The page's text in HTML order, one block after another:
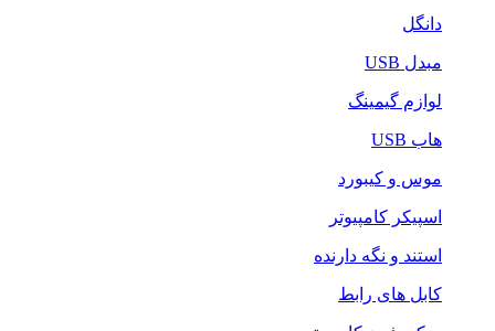
دانگل
مبدل USB
لوازم گیمینگ
هاب USB
موس و کیبورد
اسپیکر کامپیوتر
استند و نگه دارنده
کابل های رابط